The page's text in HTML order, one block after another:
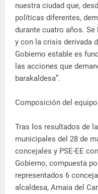
nuestra ciudad que,
políticas diferentes,
durante cuatro años.
y con la crisis derivada
Gobierno estable es
las acciones que
barakaldesa”.
Composición del
Tras los resultados de
municipales del 28 de
concejales y PSE-EE
Gobierno, compuesta
representados 6
alcaldesa, Amaia del